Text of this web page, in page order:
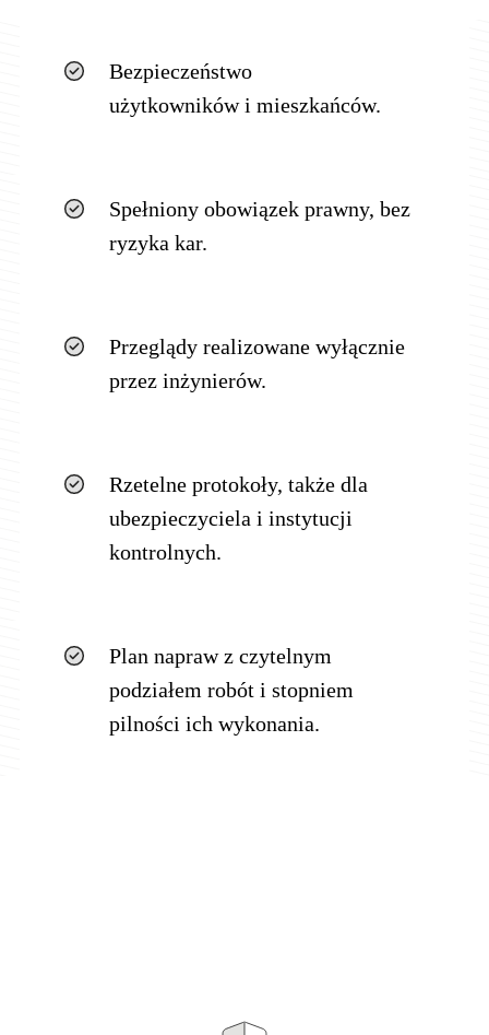
Bezpieczeństwo
użytkowników i mieszkańców.
Spełniony obowiązek prawny, bez
ryzyka kar.
Przeglądy realizowane wyłącznie
przez inżynierów.
Rzetelne protokoły, także dla
ubezpieczyciela i instytucji
kontrolnych.
Plan napraw z czytelnym
podziałem robót i stopniem
pilności ich wykonania.